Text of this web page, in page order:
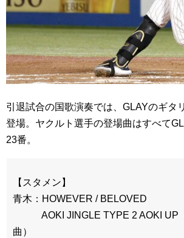
引退試合の国歌演奏では、GLAYのギタ
登場。ヤクルト選手の登場曲はすべて
23番。
【スタメン】
青木：HOWEVER / BELOVED
AOKI JINGLE TYPE 2 AOKI UP（
曲）